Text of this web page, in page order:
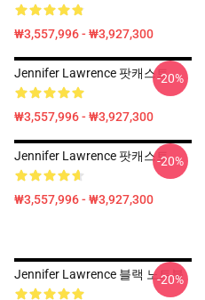
₩3,557,996 - ₩3,927,300
Jennifer Lawrence 팟캐스트
₩3,557,996 - ₩3,927,300
-20%
Jennifer Lawrence 팟캐스트
₩3,557,996 - ₩3,927,300
-20%
Jennifer Lawrence 블랙 노트북
-20%